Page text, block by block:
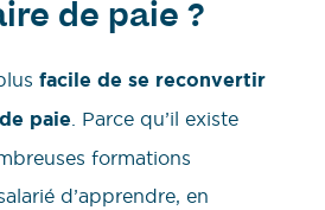
de paie ?
facile de se reconvertir
paie. Parce qu’il existe
formations
d’apprendre, en